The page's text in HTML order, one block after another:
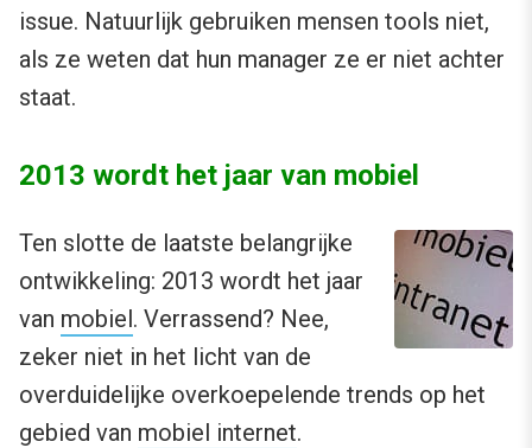
issue. Natuurlijk gebruiken mensen tools niet,
als ze weten dat hun manager ze er niet achter
staat.
2013 wordt het jaar van mobiel
Ten slotte de laatste belangrijke
ontwikkeling: 2013 wordt het jaar
van mobiel. Verrassend? Nee,
zeker niet in het licht van de
overduidelijke overkoepelende trends op het
gebied van mobiel internet.